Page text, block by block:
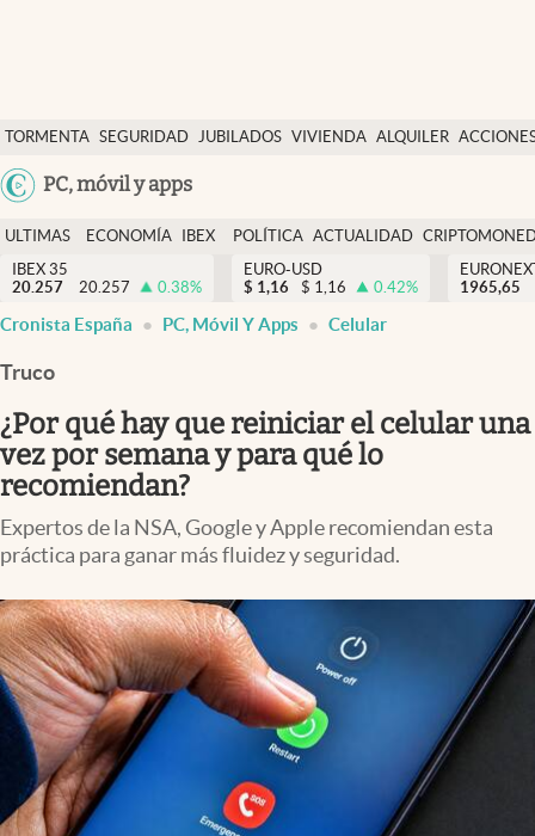
TORMENTA SEGURIDAD JUBILADOS VIVIENDA ALQUILER
USA
PC, móvil y apps
Economía y finanzas
Política
Actualidad
Criptomonedas
España
ULTIMAS
NOTICIAS
ECONOMÍA
FINANZAS
IBEX
EURO
POLÍTICA ACTUALIDAD
IBEX 35
20.257
20.257 0.38%
EURO-USD
$ 1,16 $ 1,16 0.42%
1965,65
Cronista España PC, Móvil Y Apps Celular
Truco
¿Por qué hay que reiniciar el celular una
vez por semana y para qué lo
recomiendan?
Expertos de la NSA, Google y Apple recomiendan esta
práctica para ganar más fluidez y seguridad.